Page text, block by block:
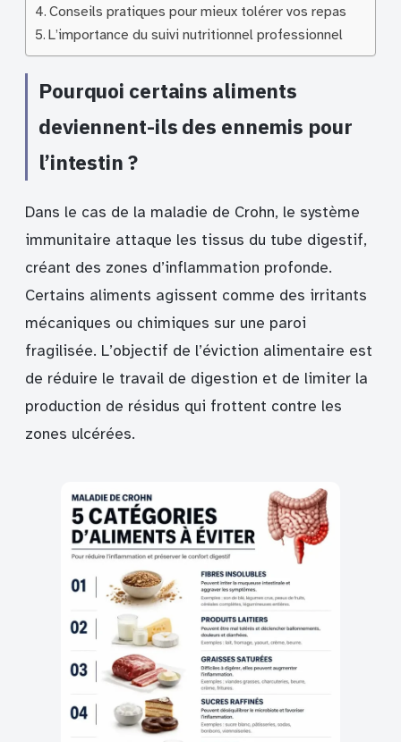
Conseils pratiques pour mieux tolérer vos repas
L’importance du suivi nutritionnel professionnel
Pourquoi certains aliments
deviennent-ils des ennemis pour
l’intestin ?
Dans le cas de la maladie de Crohn, le système
immunitaire attaque les tissus du tube digestif,
créant des zones d’inflammation profonde.
Certains aliments agissent comme des irritants
mécaniques ou chimiques sur une paroi
fragilisée. L’objectif de l’éviction alimentaire est
de réduire le travail de digestion et de limiter la
production de résidus qui frottent contre les
zones ulcérées.